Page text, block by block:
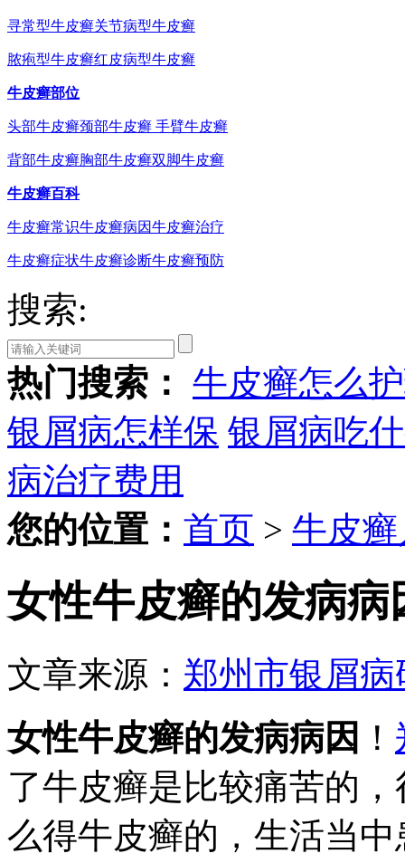
寻常型牛皮癣关节病型牛皮癣
脓疱型牛皮癣红皮病型牛皮癣
牛皮癣部位
头部牛皮癣颈部牛皮癣 手臂牛皮癣
背部牛皮癣胸部牛皮癣双脚牛皮癣
牛皮癣百科
牛皮癣常识牛皮癣病因牛皮癣治疗
牛皮癣症状牛皮癣诊断牛皮癣预防
搜索:
热门搜索： 牛皮癣怎么
银屑病怎样保 银屑病吃
病治疗费用
您的位置： 首页 > 牛皮
女性牛皮癣的发病病
文章来源： 郑州市银屑病
女性牛皮癣的发病病因 ！
了牛皮癣是比较痛苦的
么得牛皮癣的，生活当